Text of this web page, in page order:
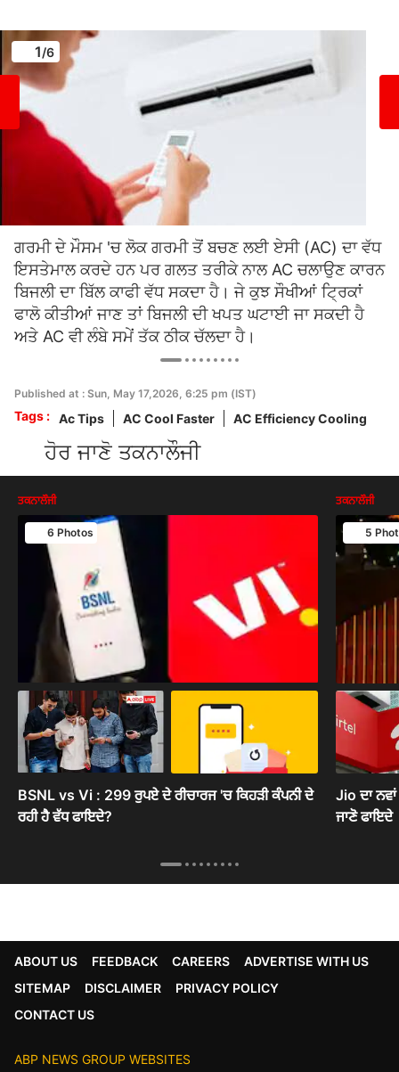
1/6
ਗਰਮੀ ਦੇ ਮੌਸਮ 'ਚ ਲੋਕ ਗਰਮੀ ਤੋਂ ਬਚਣ ਲਈ ਏਸੀ (AC) ਦਾ ਵੱਧ
ਇਸਤੇਮਾਲ ਕਰਦੇ ਹਨ ਪਰ ਗਲਤ ਤਰੀਕੇ ਨਾਲ AC ਚਲਾਉਣ ਕਾਰਨ
ਬਿਜਲੀ ਦਾ ਬਿੱਲ ਕਾਫੀ ਵੱਧ ਸਕਦਾ ਹੈ। ਜੇ ਕੁਝ ਸੌਖੀਆਂ ਟ੍ਰਿਕਾਂ
ਫਾਲੋ ਕੀਤੀਆਂ ਜਾਣ ਤਾਂ ਬਿਜਲੀ ਦੀ ਖਪਤ ਘਟਾਈ ਜਾ ਸਕਦੀ ਹੈ
ਅਤੇ AC ਵੀ ਲੰਬੇ ਸਮੇਂ ਤੱਕ ਠੀਕ ਚੱਲਦਾ ਹੈ।
Published at : Sun, May 17,2026, 6:25 pm (IST)
Tags : Ac Tips AC Cool Faster AC Efficiency Cooling
ਹੋਰ ਜਾਣੋ ਤਕਨਾਲੌਜੀ
ਤਕਨਾਲੌਜੀ
6 Photos
BSNL vs Vi : 299 ਰੁਪਏ ਦੇ ਰੀਚਾਰਜ 'ਚ ਕਿਹੜੀ ਕੰਪਨੀ ਦੇ
ਰਹੀ ਹੈ ਵੱਧ ਫਾਇਦੇ?
ਤਕਨਾਲੌਜੀ
5
Jio ਦਾ
ਜਾਣੋ ਫਾਇਦੇ
ABOUT US FEEDBACK CAREERS
ADVERTISE WITH US
SITEMAP
DISCLAIMER
PRIVACY POLICY
CONTACT US
ABP NEWS GROUP WEBSITES